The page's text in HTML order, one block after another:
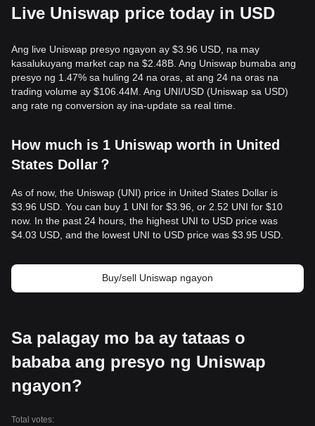
Live Uniswap price today in USD
Ang live Uniswap presyo ngayon ay $3.96 USD, na may
kasalukuyang market cap na $2.48B. Ang Uniswap bumaba ang
presyo ng 1.47% sa huling 24 na oras, at ang 24 na oras na
trading volume ay $106.44M. Ang UNI/USD (Uniswap sa USD)
ang rate ng conversion ay ina-update sa real time.
How much is 1 Uniswap worth in United
States Dollar？
As of now, the Uniswap (UNI) price in United States Dollar is
$3.96 USD. You can buy 1 UNI for $3.96, or 2.52 UNI for $10
now. In the past 24 hours, the highest UNI to USD price was
$4.03 USD, and the lowest UNI to USD price was $3.95 USD.
Buy/sell Uniswap ngayon
Sa palagay mo ba ay tataas o
bababa ang presyo ng Uniswap
ngayon?
Total votes: